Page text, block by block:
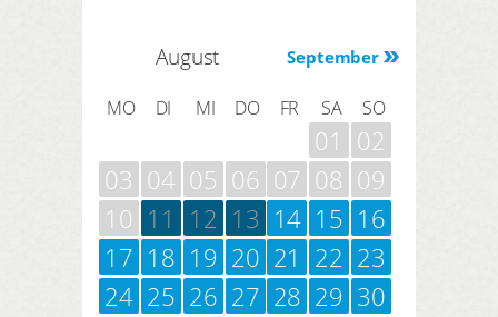
September
August
MO DI MI DO FR SA SO
01
02
03 04 05 06 07 08 09
10 11 12 13 14 15 16
17 18 19 20 21 22 23
24 25 26 27 28 29 30